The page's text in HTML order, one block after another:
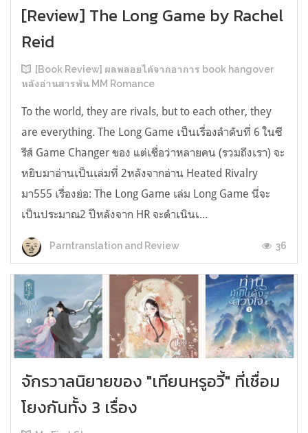
[Review] The Long Game by Rachel
Reid
[Book Review] ผลพลอยได้จากอาการ book hangover
หลังอ่านสารพัน MM Romance
To the world, they are rivals, but to each other, they
are everything. The Long Game เป็นเรื่องลำดับที่ 6 ในซี
รีส์ Game Changer ของ แต่เชื่อว่าหลายคน (รวมถึงเรา) จะ
หยิบมาอ่านเป็นเล่มที่ 2หลังจากอ่าน Heated Rivalry
มา555 เรื่องย่อ: The Long Game เล่ม Long Game นี่จะ
เป็นประมาณ2 ปีหลังจาก HR จะดำเนินเ...
Parntranslation and Review 36
จักรวาลนิยายของ "เทียนหรูอวี้" ที่เชื่อม
โยงกันทั้ง 3 เรื่อง